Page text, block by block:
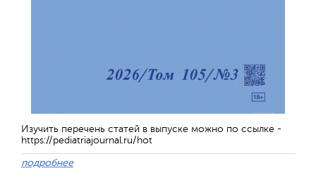
Изучить перечень статей в выпуске можно по ссылке -
https://pediatriajournal.ru/hot
подробнее